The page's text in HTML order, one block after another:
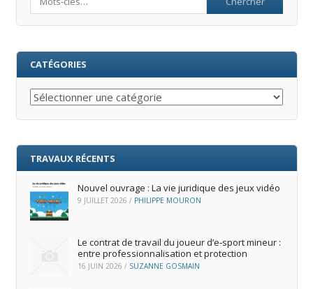
CATÉGORIES
Catégories
TRAVAUX RÉCENTS
Nouvel ouvrage : La vie juridique des jeux vidéo
9 JUILLET 2026 / PHILIPPE MOURON
Le contrat de travail du joueur d’e‑sport mineur :
entre professionnalisation et protection
16 JUIN 2026 / SUZANNE GOSMAIN